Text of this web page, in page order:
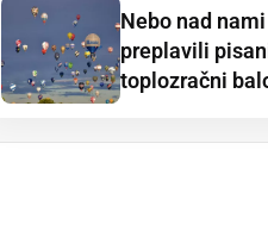
Nebo nad
preplavili
toplozračni